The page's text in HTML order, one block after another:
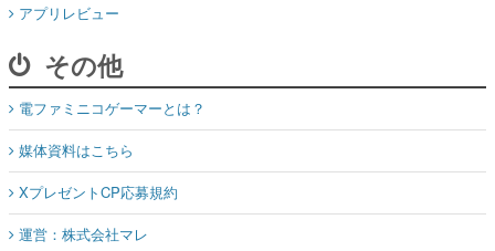
アプリレビュー
その他
電ファミニコゲーマーとは？
媒体資料はこちら
XプレゼントCP応募規約
運営：株式会社マレ